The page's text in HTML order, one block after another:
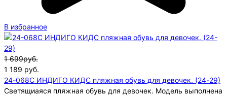
В избранное
1 699руб.
1 189 руб.
24-068C ИНДИГО КИДС пляжная обувь для девочек. (24-29)
Светящиаяся пляжная обувь для девочек. Модель выполнена